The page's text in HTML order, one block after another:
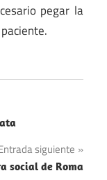
pegar la
siguiente
social de Roma